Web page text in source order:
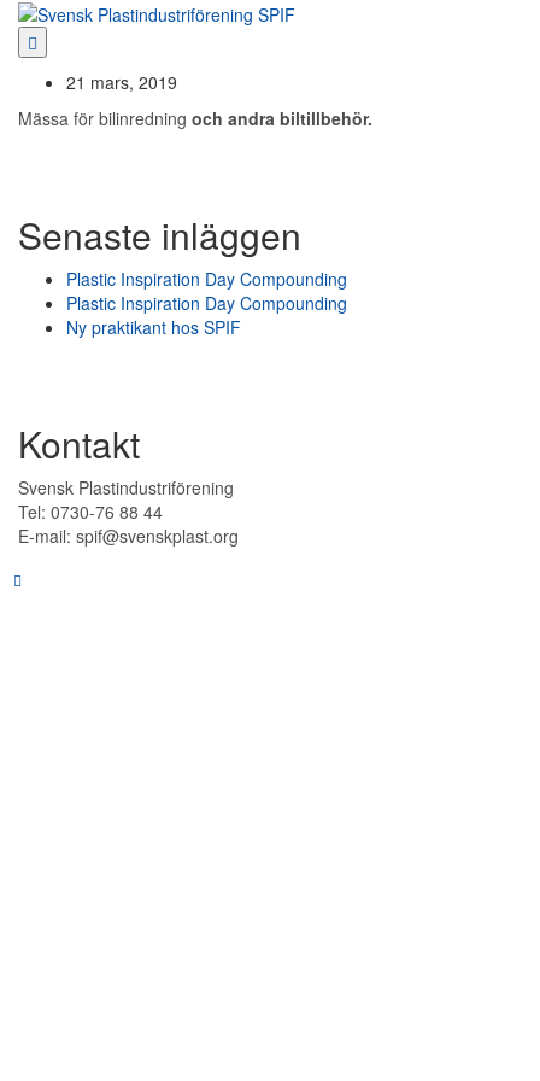
Hoppa
innehåll
21 mars, 2019
Mässa för bilinredning och andra biltillbehör.
Senaste inläggen
Plastic Inspiration Day Compounding
Plastic Inspiration Day Compounding
Ny praktikant hos SPIF
Kontakt
Svensk Plastindustriförening
Tel: 0730-76 88 44
E-mail: spif@svenskplast.org